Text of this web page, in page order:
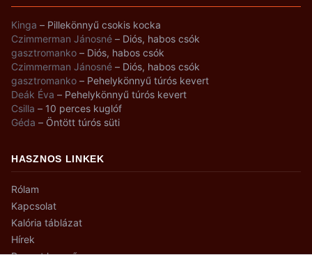
Kinga – Pillekönnyű csokis kocka
Czimmerman Jánosné – Diós, habos csók
gasztromanko – Diós, habos csók
Czimmerman Jánosné – Diós, habos csók
gasztromanko – Pehelykönnyű túrós kevert
Deák Éva – Pehelykönnyű túrós kevert
Csilla – 10 perces kuglóf
Géda – Öntött túrós süti
HASZNOS LINKEK
Rólam
Kapcsolat
Kalória táblázat
Hírek
Recept kereső